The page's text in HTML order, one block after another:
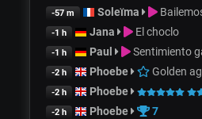
-57 m Soleïma
-1 h Jana El choclo
-1 h Paul Sentimiento
-2 h Phoebe Golden
-2 h Phoebe
-2 h Phoebe 7